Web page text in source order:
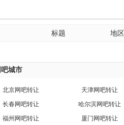
标题 地区
城市
北京网吧转让 天津网吧转让
长春网吧转让
哈尔滨网吧转让
福州网吧转让
厦门网吧转让